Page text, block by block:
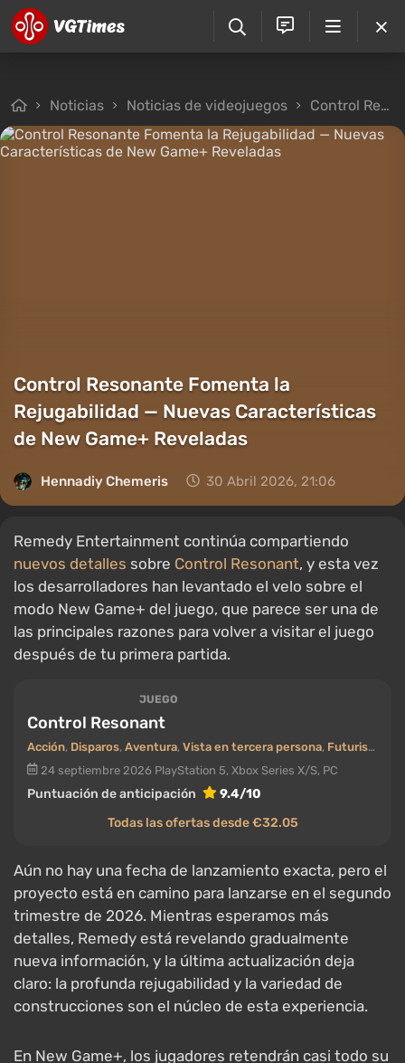
Noticias Noticias de videojuegos Control Resonante Fomenta la Rejugabilidad — Nuevas Características de New Game+ Reveladas
Control Resonante Fomenta la
Rejugabilidad — Nuevas Características
de New Game+ Reveladas
Hennadiy Chemеris 30 Abril 2026, 21:06
Remedy Entertainment continúa compartiendo
nuevos detalles sobre Control Resonant, y esta vez
los desarrolladores han levantado el velo sobre el
modo New Game+ del juego, que parece ser una de
las principales razones para volver a visitar el juego
después de tu primera partida.
JUEGO
Control Resonant
Acción, Disparos, Aventura, Vista en tercera persona, Futurismo (Futuro)
24 septiembre 2026 PlayStation 5, Xbox Series X/S, PC
Puntuación de anticipación
9.4/10
Todas las ofertas desde €32.05
Aún no hay una fecha de lanzamiento exacta, pero el
proyecto está en camino para lanzarse en el segundo
trimestre de 2026. Mientras esperamos más
detalles, Remedy está revelando gradualmente
nueva información, y la última actualización deja
claro: la profunda rejugabilidad y la variedad de
construcciones son el núcleo de esta experiencia.
En New Game+, los jugadores retendrán casi todo su